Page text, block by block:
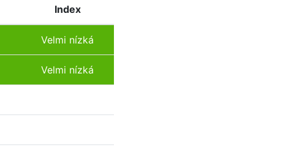
Index
Velmi nízká
Velmi nízká